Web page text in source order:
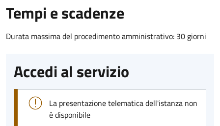
Tempi e scadenze
Durata massima del procedimento amministrativo: 30 giorni
Accedi al servizio
La presentazione telematica dell'istanza non
è disponibile